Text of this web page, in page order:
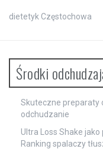
dietetyk Częstochowa
Środki
Skuteczne preparaty
odchudzanie
Ultra Loss Shake
Ranking spalaczy